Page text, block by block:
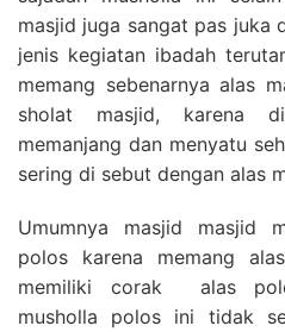
masjid juga sangat pas juka
jenis kegiatan ibadah
memang sebenarnya alas
sholat masjid, karena
memanjang dan menyatu
sering di sebut dengan alas
Umumnya masjid masjid
polos karena memang
memiliki corak alas
musholla polos ini tidak